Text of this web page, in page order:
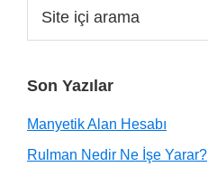
Son Yazılar
Manyetik Alan Hesabı
Rulman Nedir Ne İşe Yarar?